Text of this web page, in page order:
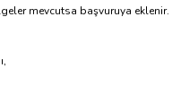
mevcutsa başvuruya eklenir.